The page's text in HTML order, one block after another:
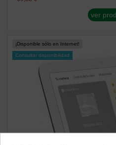
ver
¡Disponible sólo en Internet!
Consultar disponibilidad